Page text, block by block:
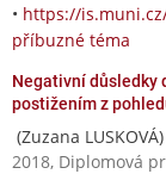
• https://
příbuzné téma
Negativní důsledky
postižením z
(Zuzana LUSKOVÁ)
2018, Diplomová